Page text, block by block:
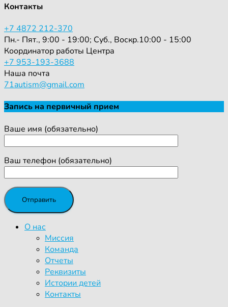
Контакты
+7 4872 212-370
Пн.- Пят., 9:00 - 19:00; Суб., Воскр.10:00 - 15:00
Координатор работы Центра
+7 953-193-3688
Наша почта
71autism@gmail.com
Запись на первичный прием
Ваше имя (обязательно)
Ваш телефон (обязательно)
О нас
Миссия
Команда
Отчеты
Реквизиты
Истории детей
Контакты